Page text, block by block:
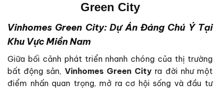
Green City
Vinhomes Green City: Dự Án Đáng Chú Ý Tại
Khu Vực Miền Nam
Giữa bối cảnh phát triển nhanh chóng của thị trường
bất động sản, Vinhomes Green City ra đời như một
điểm nhấn quan trọng, mở ra cơ hội sống và đầu tư